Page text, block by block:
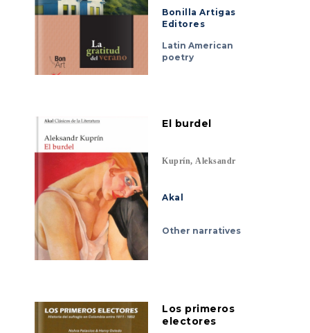
Bonilla Artigas
Editores
Latin American
poetry
El burdel
Kuprín, Aleksandr
Akal
Other narratives
Los primeros
electores